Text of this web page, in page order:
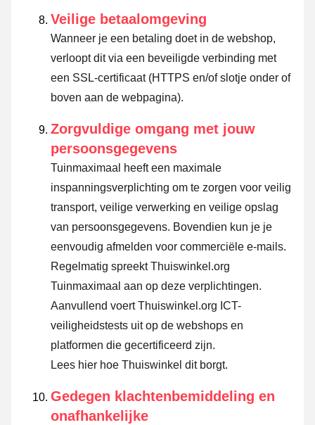
Veilige betaalomgeving
Wanneer je een betaling doet in de webshop,
verloopt dit via een beveiligde verbinding met
een SSL-certificaat (HTTPS en/of slotje onder of
boven aan de webpagina).
Zorgvuldige omgang met jouw
persoonsgegevens
Tuinmaximaal heeft een maximale
inspanningsverplichting om te zorgen voor veilig
transport, veilige verwerking en veilige opslag
van persoonsgegevens. Bovendien kun je je
eenvoudig afmelden voor commerciële e-mails.
Regelmatig spreekt Thuiswinkel.org
Tuinmaximaal aan op deze verplichtingen.
Aanvullend voert Thuiswinkel.org ICT-
veiligheidstests uit op de webshops en
platformen die gecertificeerd zijn.
Lees hier hoe Thuiswinkel dit borgt.
Gedegen klachtenbemiddeling en
onafhankelijke